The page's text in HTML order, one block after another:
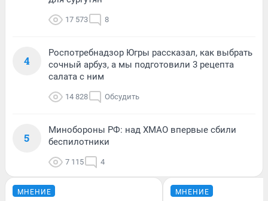
17 573 8
4
Роспотребнадзор Югры рассказал, как выбрать
сочный арбуз, а мы подготовили 3 рецепта
салата с ним
14 828 Обсудить
5
Минобороны РФ: над ХМАО впервые сбили
беспилотники
7 115 4
МНЕНИЕ МНЕНИЕ